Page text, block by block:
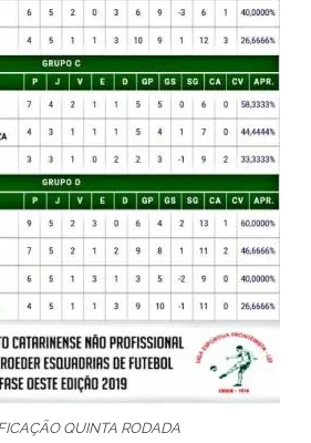
QUINTA RODADA